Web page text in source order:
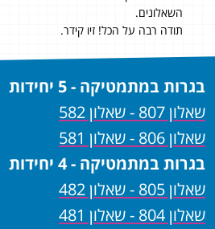
השאלונים.
תודה רבה על הכל! זיו קידר.
בגרות במתמטיקה - 5 יחידות
שאלון 807 - שאלון 582
שאלון 806 - שאלון 581
בגרות במתמטיקה - 4 יחידות
שאלון 805 - שאלון 482
שאלון 804 - שאלון 481